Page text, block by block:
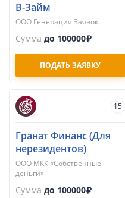
В-Займ
ООО Генерация Заявок
Сумма до 100000
ПОДАТЬ ЗАЯВКУ
15
Гранат Финанс (Для
нерезидентов)
ООО МКК «Собственные
деньги»
Сумма до 100000